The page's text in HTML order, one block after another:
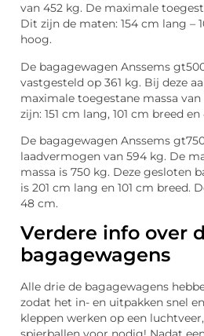
van 452 kg. De maximale
Dit zijn de maten: 154 cm lang –
hoog.
De bagagewagen Anssems
vastgesteld op 361 kg. Bij deze
maximale toegestane massa
zijn: 151 cm lang, 101 cm breed
De bagagewagen Anssems
laadvermogen van 594 kg. De
massa is 750 kg. Deze gesloten
is 201 cm lang en 101 cm breed.
48 cm.
Verdere info over
bagagewagens
Alle drie de bagagewagens
zodat het in- en uitpakken snel
kleppen werken op een